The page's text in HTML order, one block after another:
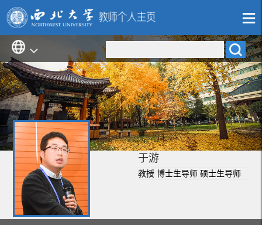
于游
教授 博士生导师 硕士生导师